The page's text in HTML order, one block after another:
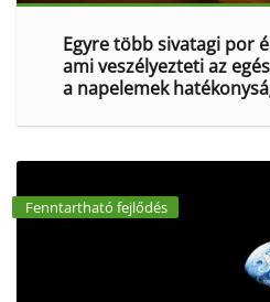
Egyre több sivatagi por
ami veszélyezteti az
a napelemek
Fenntartható fejlődés